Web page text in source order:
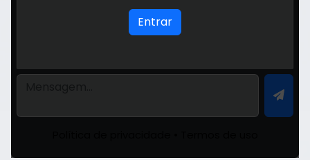
Entrar